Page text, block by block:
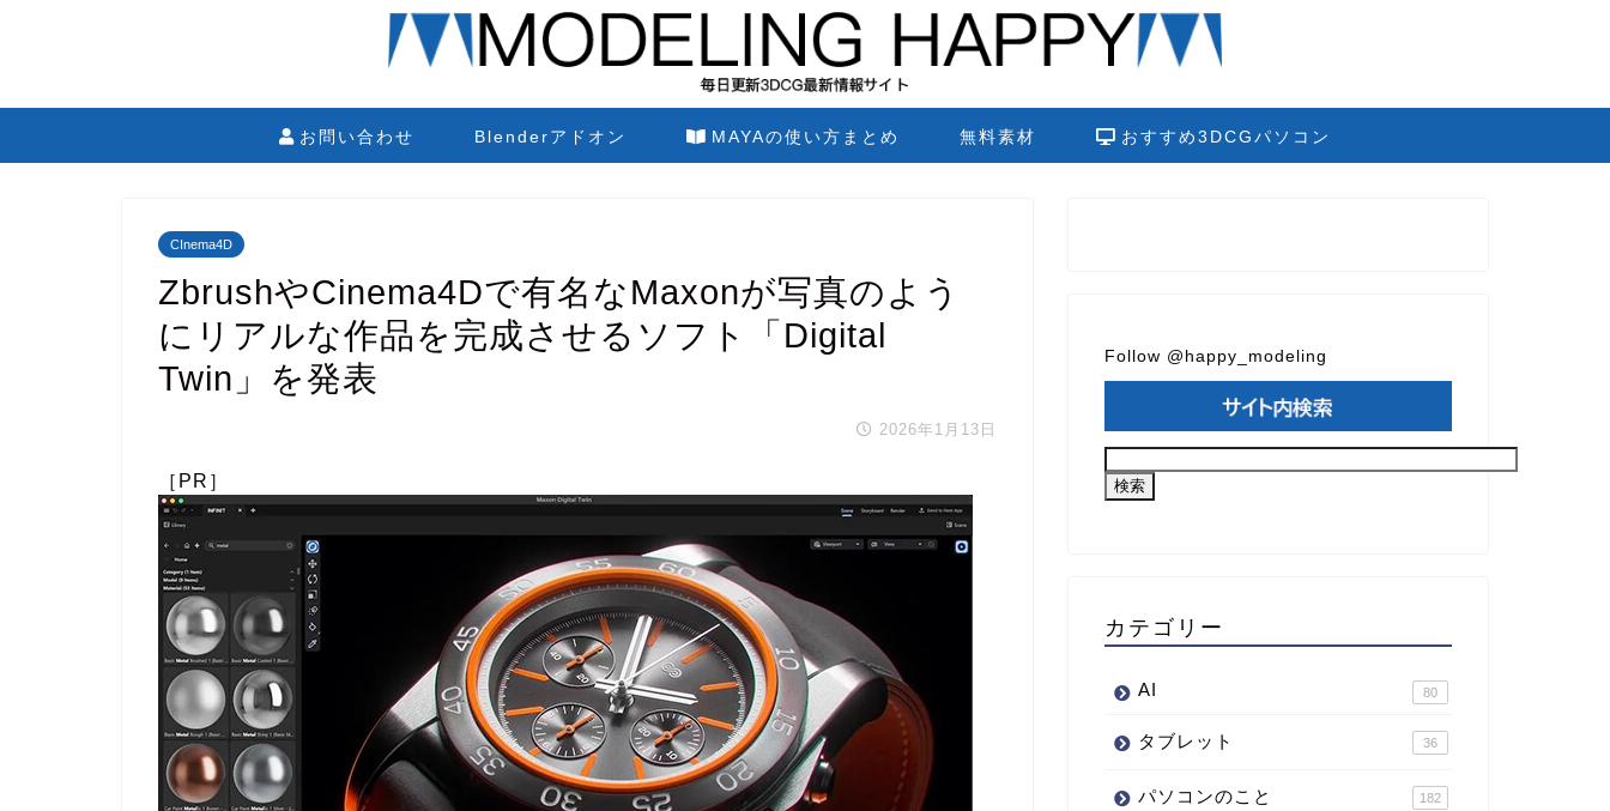
お問い合わせ Blenderアドオン MAYAの使い方まとめ 無料素材 おすすめ3DCGパソコン
CInema4D
ZbrushやCinema4Dで有名なMaxonが写真のよう
にリアルな作品を完成させるソフト「Digital
Twin」を発表
2026年1月13日
［PR］
Follow @happy_modeling
カテゴリー
AI 80
タブレット 36
パソコンのこと 182